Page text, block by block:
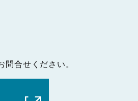
合せください。